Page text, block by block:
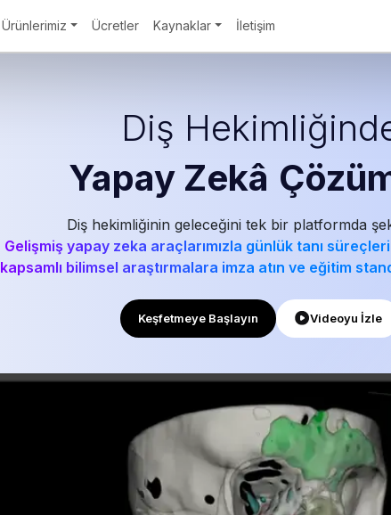
Ürünlerimiz Ücretler Kaynaklar İletişim
Diş
Yapay Zekâ
Diş hekimliğinin geleceğini tek bir platformda
Gelişmiş yapay zeka araçlarımızla günlük tanı
kapsamlı bilimsel araştırmalara imza atın ve eğitim
Keşfetmeye Başlayın Videoyu İzle